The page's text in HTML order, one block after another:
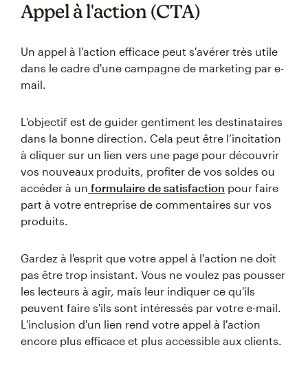
Appel à l'action (CTA)
Un appel à l'action efficace peut s'avérer très utile
dans le cadre d'une campagne de marketing par e-
mail.
L'objectif est de guider gentiment les destinataires
dans la bonne direction. Cela peut être l’incitation
à cliquer sur un lien vers une page pour découvrir
vos nouveaux produits, profiter de vos soldes ou
accéder à un formulaire de satisfaction pour faire
part à votre entreprise de commentaires sur vos
produits.
Gardez à l'esprit que votre appel à l'action ne doit
pas être trop insistant. Vous ne voulez pas pousser
les lecteurs à agir, mais leur indiquer ce qu'ils
peuvent faire s'ils sont intéressés par votre e-mail.
L'inclusion d'un lien rend votre appel à l'action
encore plus efficace et plus accessible aux clients.